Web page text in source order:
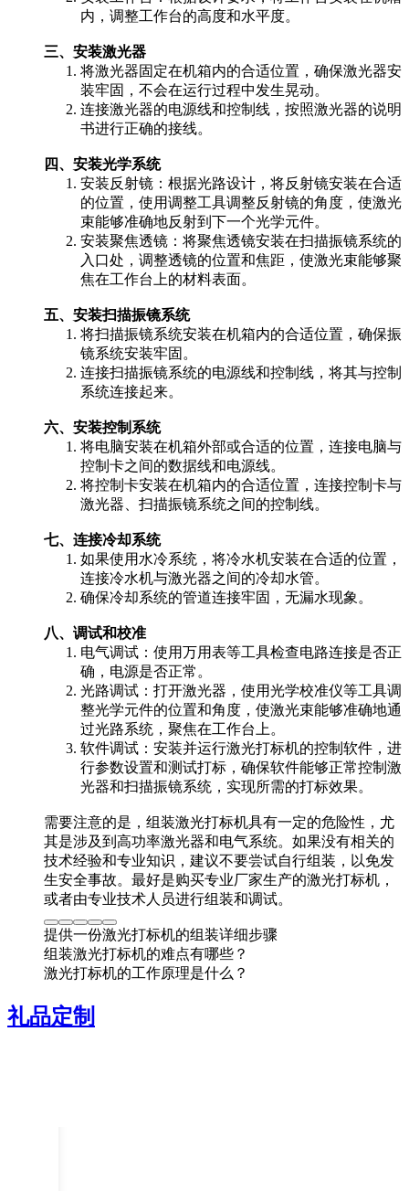
内，调整工作台的高度和水平度。
三、安装激光器
将激光器固定在机箱内的合适位置，确保激光器安
装牢固，不会在运行过程中发生晃动。
连接激光器的电源线和控制线，按照激光器的说明
书进行正确的接线。
四、安装光学系统
安装反射镜：根据光路设计，将反射镜安装在合适
的位置，使用调整工具调整反射镜的角度，使激光
束能够准确地反射到下一个光学元件。
安装聚焦透镜：将聚焦透镜安装在扫描振镜系统的
入口处，调整透镜的位置和焦距，使激光束能够聚
焦在工作台上的材料表面。
五、安装扫描振镜系统
将扫描振镜系统安装在机箱内的合适位置，确保振
镜系统安装牢固。
连接扫描振镜系统的电源线和控制线，将其与控制
系统连接起来。
六、安装控制系统
将电脑安装在机箱外部或合适的位置，连接电脑与
控制卡之间的数据线和电源线。
将控制卡安装在机箱内的合适位置，连接控制卡与
激光器、扫描振镜系统之间的控制线。
七、连接冷却系统
如果使用水冷系统，将冷水机安装在合适的位置，
连接冷水机与激光器之间的冷却水管。
确保冷却系统的管道连接牢固，无漏水现象。
八、调试和校准
电气调试：使用万用表等工具检查电路连接是否正
确，电源是否正常。
光路调试：打开激光器，使用光学校准仪等工具调
整光学元件的位置和角度，使激光束能够准确地通
过光路系统，聚焦在工作台上。
软件调试：安装并运行激光打标机的控制软件，进
行参数设置和测试打标，确保软件能够正常控制激
光器和扫描振镜系统，实现所需的打标效果。
需要注意的是，组装激光打标机具有一定的危险性，尤
其是涉及到高功率激光器和电气系统。如果没有相关的
技术经验和专业知识，建议不要尝试自行组装，以免发
生安全事故。最好是购买专业厂家生产的激光打标机，
或者由专业技术人员进行组装和调试。
提供一份激光打标机的组装详细步骤
组装激光打标机的难点有哪些？
激光打标机的工作原理是什么？
礼品定制